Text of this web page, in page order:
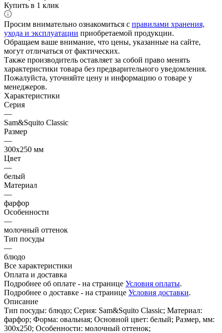
Купить в 1 клик
Просим внимательно ознакомиться с правилами хранения,
ухода и эксплуатации приобретаемой продукции.
Обращаем ваше внимание, что цены, указанные на сайте,
могут отличаться от фактических.
Также производитель оставляет за собой право менять
характеристики товара без предварительного уведомления.
Пожалуйста, уточняйте цену и информацию о товаре у
менеджеров.
Характеристики
Серия
—
Sam&Squito Classic
Размер
—
300х250 мм
Цвет
—
белый
Материал
—
фарфор
Особенности
—
молочный оттенок
Тип посуды
—
блюдо
Все характеристики
Оплата и доставка
Подробнее об оплате - на странице Условия оплаты.
Подробнее о доставке - на странице Условия доставки.
Описание
Тип посуды: блюдо; Серия: Sam&Squito Classic; Материал:
фарфор; Форма: овальная; Основной цвет: белый; Размер, мм:
300х250; Особенности: молочный оттенок;